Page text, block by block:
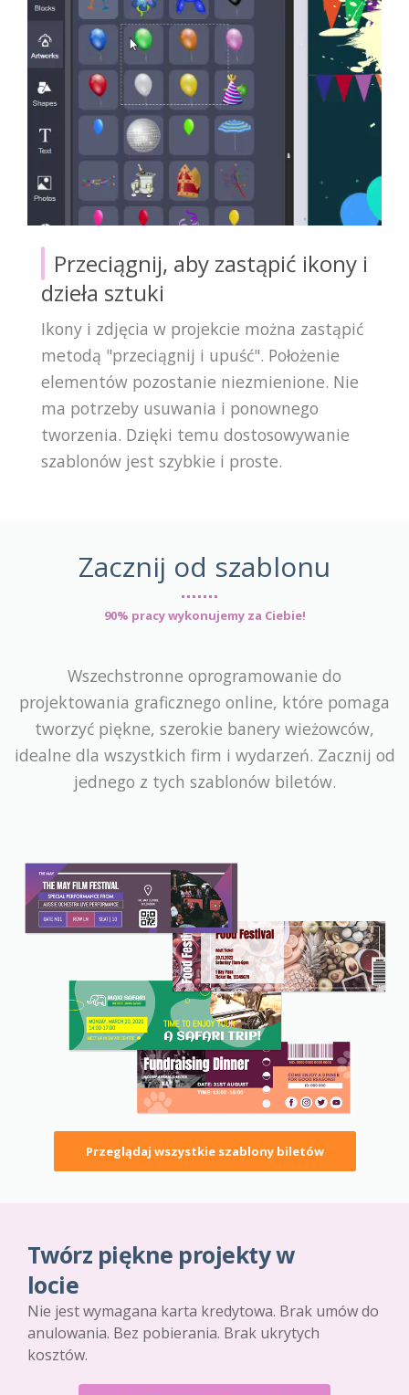
Przeciągnij, aby zastąpić ikony i
dzieła sztuki
Ikony i zdjęcia w projekcie można zastąpić
metodą "przeciągnij i upuść". Położenie
elementów pozostanie niezmienione. Nie
ma potrzeby usuwania i ponownego
tworzenia. Dzięki temu dostosowywanie
szablonów jest szybkie i proste.
Zacznij od szablonu
90% pracy wykonujemy za Ciebie!
Wszechstronne oprogramowanie do
projektowania graficznego online, które pomaga
tworzyć piękne, szerokie banery wieżowców,
idealne dla wszystkich firm i wydarzeń. Zacznij od
jednego z tych szablonów biletów.
Przeglądaj wszystkie szablony biletów
Twórz piękne projekty w
locie
Nie jest wymagana karta kredytowa. Brak umów do
anulowania. Bez pobierania. Brak ukrytych
kosztów.